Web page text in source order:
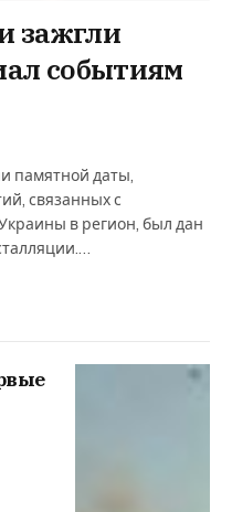
зажгли
событиям
памятной даты,
связанных с
в регион, был дан